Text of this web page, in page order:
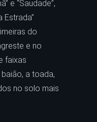
e “Saudade”,
Estrada”
do
e no
faixas
a toada,
no solo mais